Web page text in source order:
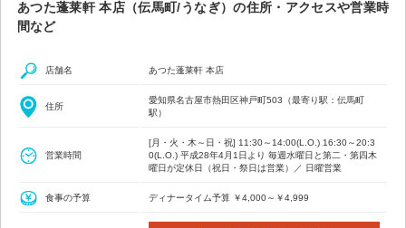
あつた蓬莱軒 本店（伝馬町/うなぎ）の住所・アクセスや営業時
間など
店舗名 あつた蓬莱軒 本店
住所
愛知県名古屋市熱田区神戸町503（最寄り駅：伝馬町
駅）
営業時間
[月・火・木～日・祝] 11:30～14:00(L.O.) 16:30～20:3
0(L.O.) 平成28年4月1日より 毎週水曜日と第二・第四木
曜日が定休日（祝日・祭日は営業）／ 日曜営業
食事の予算 ディナータイム予算 ￥4,000～￥4,999